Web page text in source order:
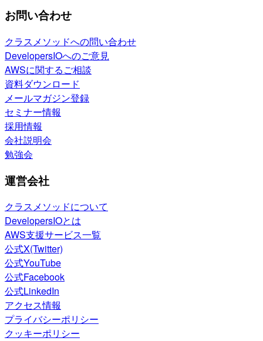
お問い合わせ
クラスメソッドへの問い合わせ
DevelopersIOへのご意見
AWSに関するご相談
資料ダウンロード
メールマガジン登録
セミナー情報
採用情報
会社説明会
勉強会
運営会社
クラスメソッドについて
DevelopersIOとは
AWS支援サービス一覧
公式X(Twitter)
公式YouTube
公式Facebook
公式LinkedIn
アクセス情報
プライバシーポリシー
クッキーポリシー